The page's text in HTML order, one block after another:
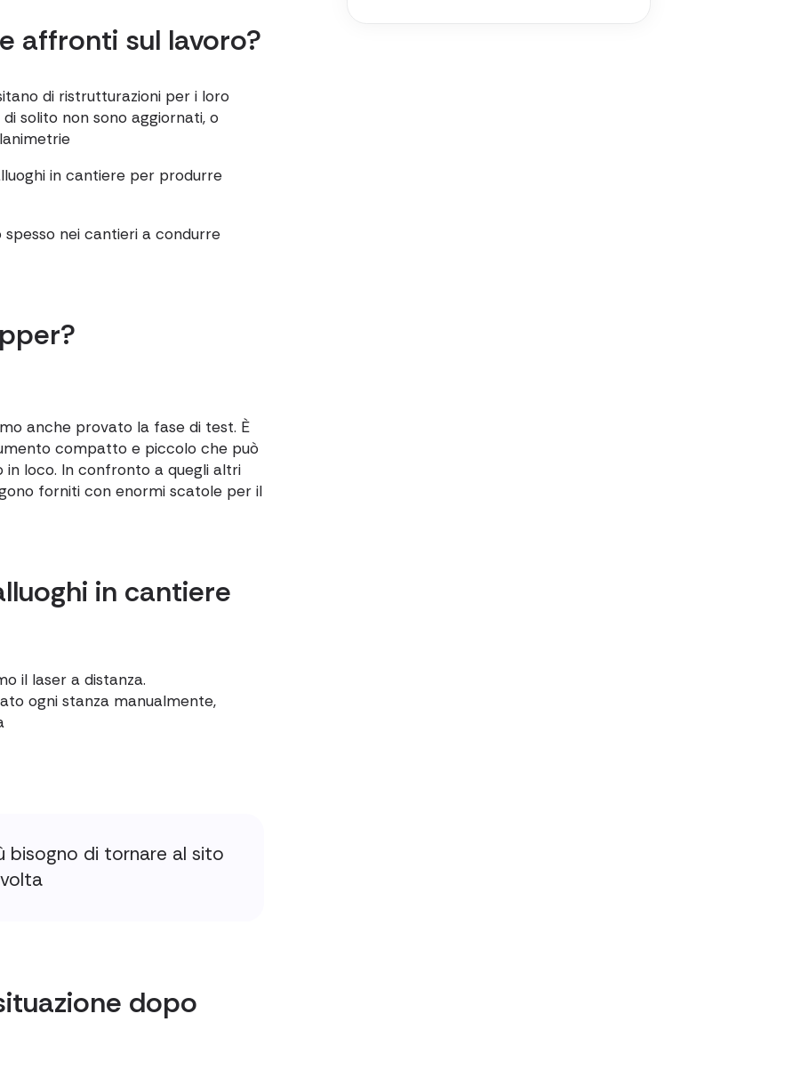
affronti sul lavoro?
di ristrutturazioni per i loro
solito non sono aggiornati, o
in cantiere per produrre
nei cantieri a condurre
anche provato la fase di test. È
compatto e piccolo che può
loco. In confronto a quegli altri
forniti con enormi scatole per il
in cantiere
il laser a distanza.
ogni stanza manualmente,
bisogno di tornare al sito
dopo